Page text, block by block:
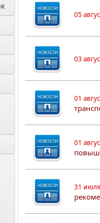
05
03
01
01
31